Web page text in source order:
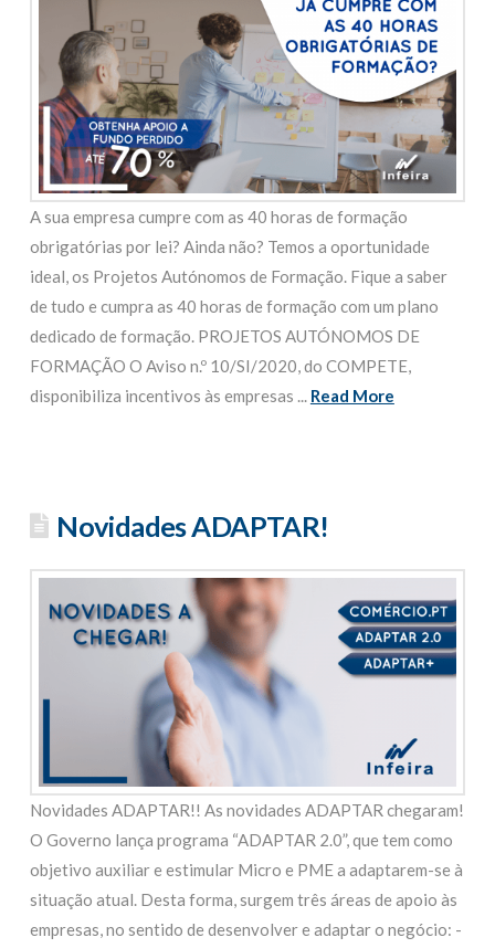
A sua empresa cumpre com as 40 horas de formação
obrigatórias por lei? Ainda não? Temos a oportunidade
ideal, os Projetos Autónomos de Formação. Fique a saber
de tudo e cumpra as 40 horas de formação com um plano
dedicado de formação. PROJETOS AUTÓNOMOS DE
FORMAÇÃO O Aviso n.º 10/SI/2020, do COMPETE,
disponibiliza incentivos às empresas ... Read More
Novidades ADAPTAR!
Novidades ADAPTAR!! As novidades ADAPTAR chegaram!
O Governo lança programa “ADAPTAR 2.0”, que tem como
objetivo auxiliar e estimular Micro e PME a adaptarem-se à
situação atual. Desta forma, surgem três áreas de apoio às
empresas, no sentido de desenvolver e adaptar o negócio: -